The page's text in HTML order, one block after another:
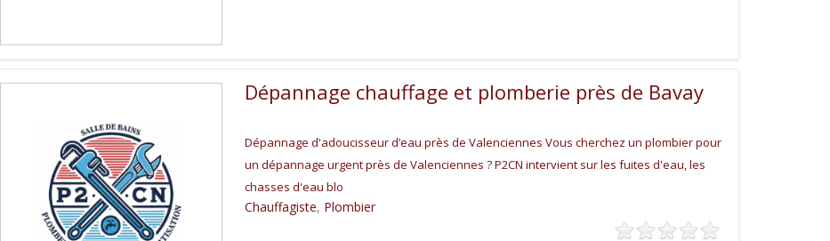
Dépannage chauffage et plomberie près de Bavay
Dépannage d'adoucisseur d’eau près de Valenciennes Vous cherchez un plombier pour
un dépannage urgent près de Valenciennes ? P2CN intervient sur les fuites d'eau, les
chasses d'eau blo
Chauffagiste, Plombier